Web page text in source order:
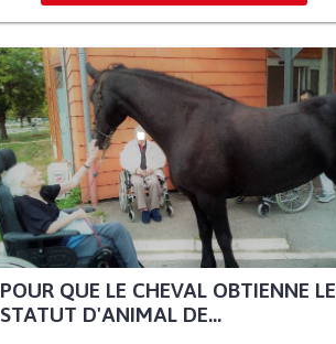
POUR QUE LE CHEVAL OBTIENNE LE
STATUT D'ANIMAL DE...